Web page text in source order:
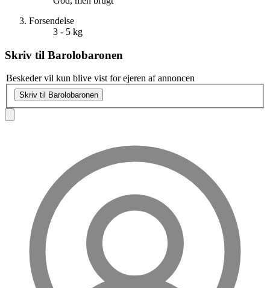
Forsendelse
3 - 5 kg
Skriv til Barolobaronen
Beskeder vil kun blive vist for ejeren af annoncen
Skriv til Barolobaronen